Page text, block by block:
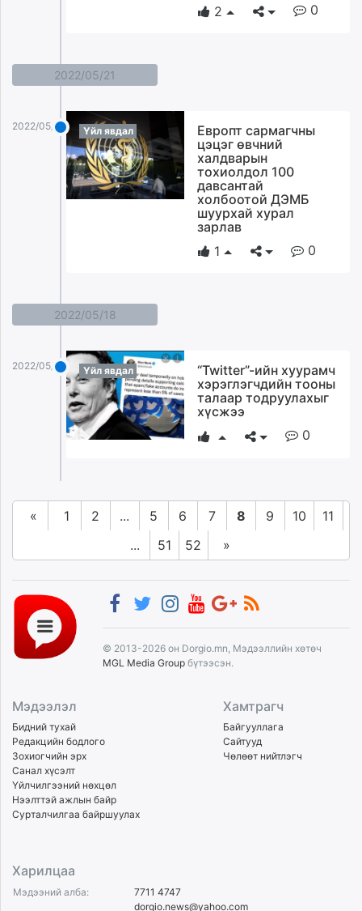
2
0
2022/05/21
2022/05/21 Үйл явдал
Европт сармагчны
цэцэг өвчний
халдварын
тохиолдол 100
давсантай
холбоотой ДЭМБ
шуурхай хурал
зарлав
1
0
2022/05/18
2022/05/18 Үйл явдал
“Twitter”-ийн хуурамч
хэрэглэгчдийн тооны
талаар тодруулахыг
хүсжээ
0
« 1 2 ... 5 6 7 8 9 10
11
...
51 52 »
© 2013-2026 он Dorgio.mn, Мэдээллийн хөтөч
MGL Media Group бүтээсэн.
Мэдээлэл
Бидний тухай
Редакцийн бодлого
Зохиогчийн эрх
Санал хүсэлт
Үйлчилгээний нөхцөл
Нээлттэй ажлын байр
Сурталчилгаа байршуулах
Хамтрагч
Байгууллага
Сайтууд
Чөлөөт нийтлэгч
Харилцаа
Мэдээний алба:
7711 4747
dorgio.news@yahoo.com